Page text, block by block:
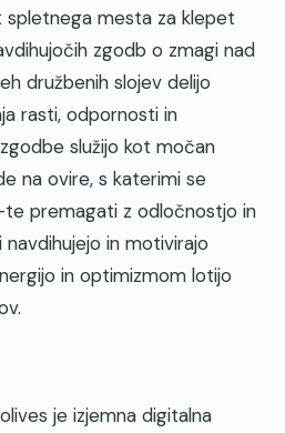
spletnega mesta za klepet
zgodb o zmagi nad
družbenih slojev delijo
rasti, odpornosti in
služijo kot močan
na ovire, s katerimi se
premagati z odločnostjo in
in motivirajo
in optimizmom lotijo
je izjemna digitalna